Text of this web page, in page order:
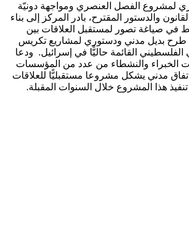
لمشروع الفصل العنصري ومواجهة دونيّة
والدستور المقترح، بادر المركز إلى بناء
صياغة تصور لمستقبل العلاقات بين
طرح بديل مدني ودستوري لمشاريع تكريس
الفلسطيني القائمة حاليًّا في إسرائيل. ودعا
الخبراء والنشطاء من عدد من المؤسسات
مدني يشكل مشروعا مستقبليًّا للعلاقات
هذا المشروع خلال السنوات المقبلة.